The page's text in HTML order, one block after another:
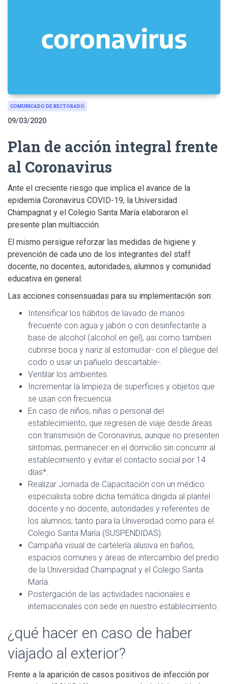
COMUNICADO DE RECTORADO
09/03/2020
Plan de acción integral frente
al Coronavirus
Ante el creciente riesgo que implica el avance de la
epidemia Coronavirus COVID-19, la Universidad
Champagnat y el Colegio Santa María elaboraron el
presente plan multiacción.
El mismo persigue reforzar las medidas de higiene y
prevención de cada uno de los integrantes del staff
docente, no docentes, autoridades, alumnos y comunidad
educativa en general.
Las acciones consensuadas para su implementación son:
Intensificar los hábitos de lavado de manos
frecuente con agua y jabón o con desinfectante a
base de alcohol (alcohol en gel), asi como tambien
cubrirse boca y nariz al estornudar- con el pliegue del
codo o usar un pañuelo descartable-.
Ventilar los ambientes.
Incrementar la limpieza de superficies y objetos que
se usan con frecuencia.
En caso de niños, niñas o personal del
establecimiento, que regresen de viaje desde áreas
con transmisión de Coronavirus, aunque no presenten
síntomas, permanecer en el domicilio sin concurrir al
establecimiento y evitar el contacto social por 14
días*.
Realizar Jornada de Capacitación con un médico
especialista sobre dicha temática dirigida al plantel
docente y no docente, autoridades y referentes de
los alumnos; tanto para la Universidad como para el
Colegio Santa María (SUSPENDIDAS).
Campaña visual de cartelería alusiva en baños,
espacios comunes y áreas de intercambio del predio
de la Universidad Champagnat y el Colegio Santa
María.
Postergación de las actividades nacionales e
internacionales con sede en nuestro establecimiento.
¿qué hacer en caso de haber
viajado al exterior?
Frente a la aparición de casos positivos de infección por